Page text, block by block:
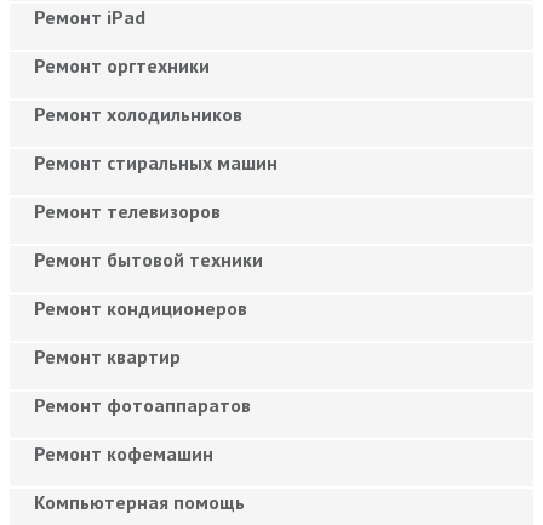
Ремонт iPad
Ремонт оргтехники
Ремонт холодильников
Ремонт стиральных машин
Ремонт телевизоров
Ремонт бытовой техники
Ремонт кондиционеров
Ремонт квартир
Ремонт фотоаппаратов
Ремонт кофемашин
Компьютерная помощь